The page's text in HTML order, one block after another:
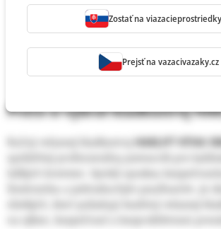
vysoká ochrana proti korózii
RFID čip pre jednoduchú evidenciu a
dostupné náhradné diely
dĺžka ovládacej reťaze zodpovedá výške
výroba a testovanie podľaEU
Prečo si vybrať kladkostroj
Ručný reťazový kladkostrojHAKLIFT KTHA
spoľahlivý profesionálny pomocník pre
ťažkých bremien. Vyniká vysokou
životnosťou a jednoduchým používaním. Je
na výkon, bezpečnosť a bezproblémovú
Zostať na
Prejsť na vazacivazaky.cz